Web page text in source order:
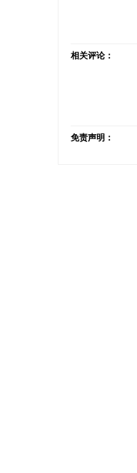
相关评论：
免责声明：